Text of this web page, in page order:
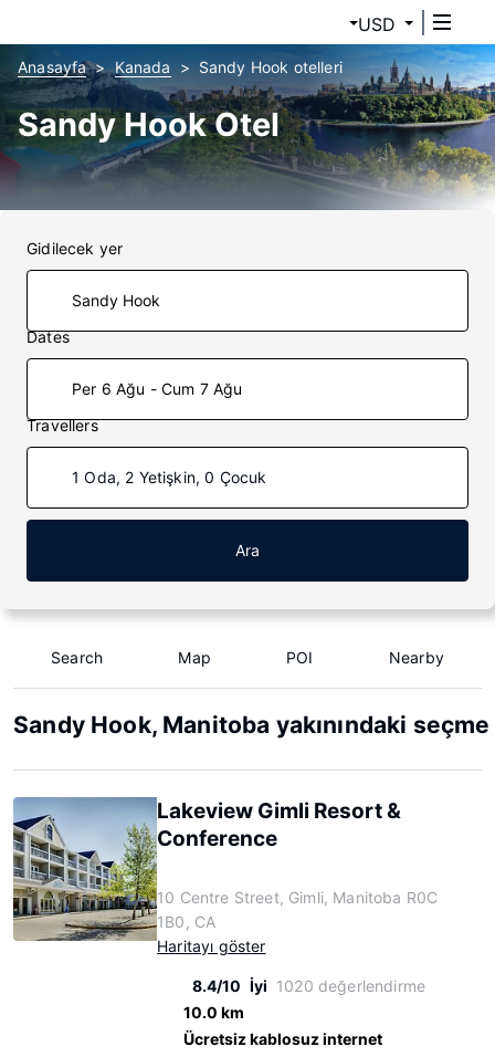
USD
Anasayfa Kanada Sandy Hook otelleri
Sandy Hook Otel
Gidilecek yer
Dates
Per 6 Ağu - Cum 7 Ağu
Travellers
1 Oda, 2 Yetişkin, 0 Çocuk
Ara
Search Map POI Nearby
Sandy Hook, Manitoba yakınındaki
Lakeview Gimli Resort &
Conference
10 Centre Street, Gimli, Manitoba R0C
1B0, CA
Haritayı göster
8.4/10 İyi 1020 değerlendirme
10.0 km
Ücretsiz kablosuz internet